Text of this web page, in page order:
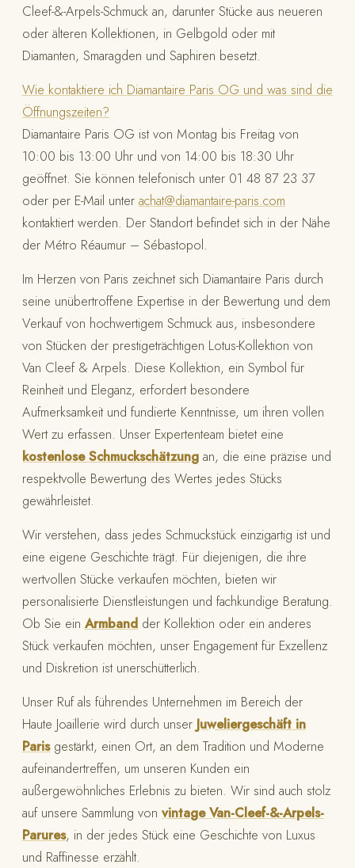
Cleef-&-Arpels-Schmuck an, darunter Stücke aus neueren
oder älteren Kollektionen, in Gelbgold oder mit
Diamanten, Smaragden und Saphiren besetzt.
Wie kontaktiere ich Diamantaire Paris OG und was sind die
Öffnungszeiten?
Diamantaire Paris OG ist von Montag bis Freitag von
10:00 bis 13:00 Uhr und von 14:00 bis 18:30 Uhr
geöffnet. Sie können telefonisch unter 01 48 87 23 37
oder per E-Mail unter achat@diamantaire-paris.com
kontaktiert werden. Der Standort befindet sich in der Nähe
der Métro Réaumur – Sébastopol.
Im Herzen von Paris zeichnet sich Diamantaire Paris durch
seine unübertroffene Expertise in der Bewertung und dem
Verkauf von hochwertigem Schmuck aus, insbesondere
von Stücken der prestigeträchtigen Lotus-Kollektion von
Van Cleef & Arpels. Diese Kollektion, ein Symbol für
Reinheit und Eleganz, erfordert besondere
Aufmerksamkeit und fundierte Kenntnisse, um ihren vollen
Wert zu erfassen. Unser Expertenteam bietet eine
kostenlose Schmuckschätzung an, die eine präzise und
respektvolle Bewertung des Wertes jedes Stücks
gewährleistet.
Wir verstehen, dass jedes Schmuckstück einzigartig ist und
eine eigene Geschichte trägt. Für diejenigen, die ihre
wertvollen Stücke verkaufen möchten, bieten wir
personalisierte Dienstleistungen und fachkundige Beratung.
Ob Sie ein Armband der Kollektion oder ein anderes
Stück verkaufen möchten, unser Engagement für Exzellenz
und Diskretion ist unerschütterlich.
Unser Ruf als führendes Unternehmen im Bereich der
Haute Joaillerie wird durch unser Juweliergeschäft in
Parisgestärkt, einen Ort, an dem Tradition und Moderne
aufeinandertreffen, um unseren Kunden ein
außergewöhnliches Erlebnis zu bieten. Wir sind auch stolz
auf unsere Sammlung von vintage Van-Cleef-&-Arpels-
Parures, in der jedes Stück eine Geschichte von Luxus
und Raffinesse erzählt.